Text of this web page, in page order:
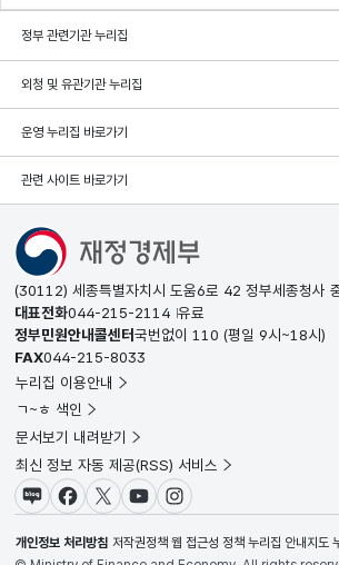
정부 관련기관 누리집
외청 및 유관기관 누리집
운영 누리집 바로가기
관련 사이트 바로가기
(30112) 세종특별자치시 도움6로 42 정부세종청사
대표전화044-215-2114 유료
정부민원안내콜센터국번없이 110 (평일 9시~18시)
FAX044-215-8033
누리집 이용안내
ㄱ~ㅎ 색인
문서보기 내려받기
최신 정보 자동 제공(RSS) 서비스
블로그페이스북X(트위터)유튜브인스타그램
개인정보 처리방침 저작권정책 웹 접근성 정책 누리집 안내지도